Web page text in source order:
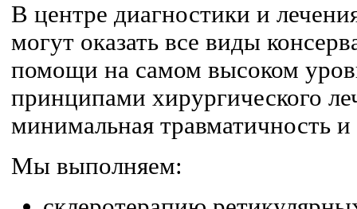
В центре диагностики и
могут оказать все виды
помощи на самом высоком
принципами хирургического
минимальная травматичность
Мы выполняем: